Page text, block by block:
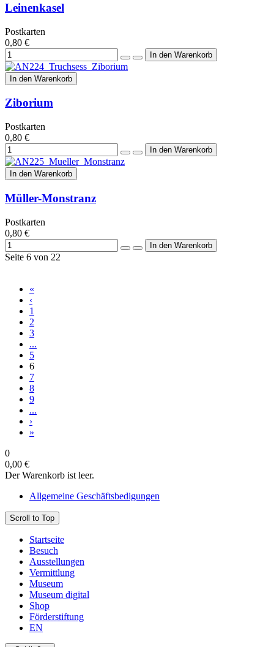
Leinenkasel
Postkarten
0,80 €
In den Warenkorb
Ziborium
Postkarten
0,80 €
In den Warenkorb
Müller-Monstranz
Postkarten
0,80 €
Seite 6 von 22
«
‹
1
2
3
...
5
6
7
8
9
...
›
»
0
0,00 €
Der Warenkorb ist leer.
Allgemeine Geschäftsbedigungen
Scroll to Top
Startseite
Besuch
Ausstellungen
Vermittlung
Museum
Museum digital
Shop
Förderstiftung
EN